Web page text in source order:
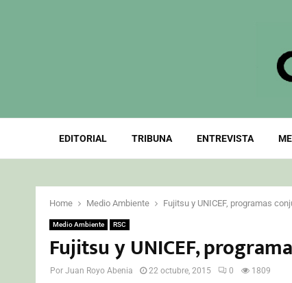
EDITORIAL TRIBUNA ENTREVISTA
Home Medio Ambiente Fujitsu y UNICEF, programas
Medio Ambiente RSC
Fujitsu y UNICEF,
Por Juan Royo Abenia 22 octubre, 2015 0 1809